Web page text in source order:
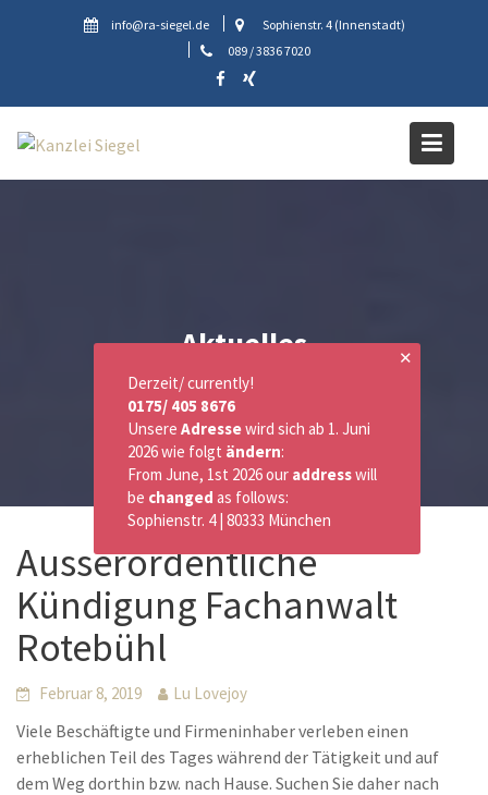
info@ra-siegel.de
Sophienstr. 4 (Innenstadt)
089 / 3836 7020
Aktuelles
Ausserordentliche
Kündigung Fachanwalt
Rotebühl
Februar 8, 2019 Lu Lovejoy
Viele Beschäftigte und Firmeninhaber verleben einen
erheblichen Teil des Tages während der Tätigkeit und auf
dem Weg dorthin bzw. nach Hause. Suchen Sie daher nach
✕
Derzeit/ currently!
0175/ 405 8676
Unsere Adressewird sich ab 1. Juni
2026 wie folgt ändern:
From June, 1st 2026 our addresswill
be changed as follows:
Sophienstr. 4 | 80333 München